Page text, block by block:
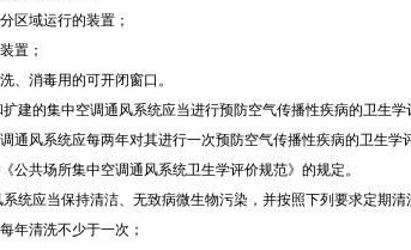
域运行的装置；
置；
消毒用的可开闭窗口。
建的集中空调通风系统应当进行预防空气传播性疾病的卫生学
风系统应每两年对其进行一次预防空气传播性疾病的卫生学
共场所集中空调通风系统卫生学评价规范》的规定。
统应当保持清洁、无致病微生物污染，并按照下列要求定期清
清洗不少于一次；